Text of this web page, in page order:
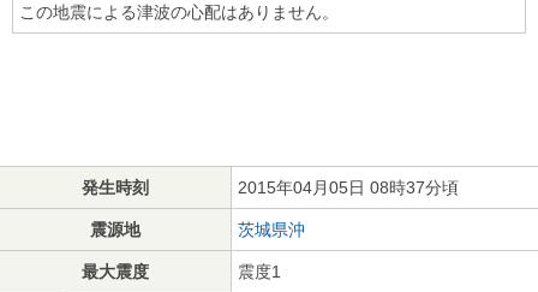
この地震による津波の心配はありません。
発生時刻 2015年04月05日 08時37分頃
震源地 茨城県沖
最大震度 震度1